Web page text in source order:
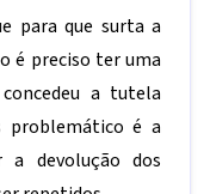
para que surta a
é preciso ter uma
a tutela
problemático é a
a devolução dos